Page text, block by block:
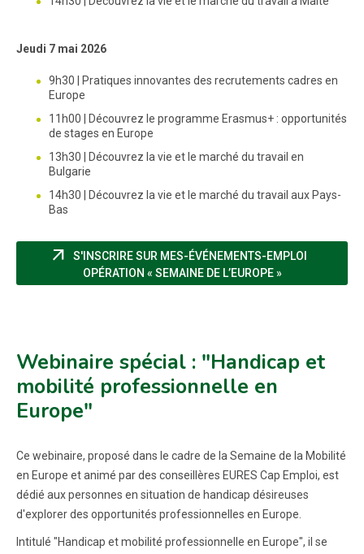
Jeudi 7 mai 2026
9h30 | Pratiques innovantes des recrutements cadres en
Europe
11h00 | Découvrez le programme Erasmus+ : opportunités
de stages en Europe
13h30 | Découvrez la vie et le marché du travail en
Bulgarie
14h30 | Découvrez la vie et le marché du travail aux Pays-
Bas
arrow_outward
S'INSCRIRE SUR MES-ÉVÉNEMENTS-EMPLOI
OPÉRATION « SEMAINE DE L’EUROPE »(NOUVELLE
Webinaire spécial : "Handicap et
mobilité professionnelle en
Europe"
Ce webinaire, proposé dans le cadre de la Semaine de la Mobilité
en Europe et animé par des conseillères EURES Cap Emploi, est
dédié aux personnes en situation de handicap désireuses
d'explorer des opportunités professionnelles en Europe.
Intitulé "Handicap et mobilité professionnelle en Europe", il se